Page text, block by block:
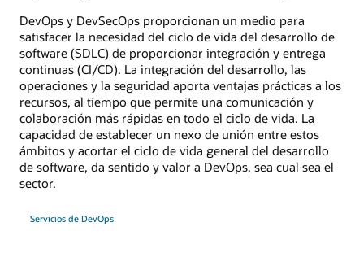
DevOps y DevSecOps proporcionan un medio para
satisfacer la necesidad del ciclo de vida del desarrollo de
software (SDLC) de proporcionar integración y entrega
continuas (CI/CD). La integración del desarrollo, las
operaciones y la seguridad aporta ventajas prácticas a los
recursos, al tiempo que permite una comunicación y
colaboración más rápidas en todo el ciclo de vida. La
capacidad de establecer un nexo de unión entre estos
ámbitos y acortar el ciclo de vida general del desarrollo
de software, da sentido y valor a DevOps, sea cual sea el
sector.
Servicios de DevOps